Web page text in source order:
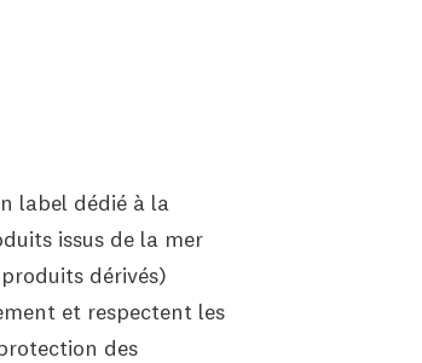
label dédié à la
issus de la mer
dérivés)
et respectent les
des